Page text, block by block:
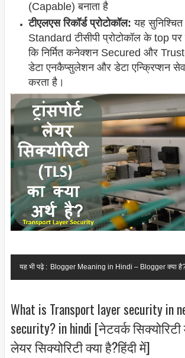
(Capable) बनाता है
टीएलएस रिकॉर्ड प्रोटोकॉल: यह
Standard टीसीपी प्रोटोकॉल के top
कि निर्मित कनेक्शन Secured और
डेटा एनकैप्सुलेशन और डेटा एन्क्रिप्शन
करता है।
यह भी पढ़े : Blogger Meaning in Hindi – Blogger क्या
What is Transport layer security in
security? in hindi [नेटवर्क सिक्योरिटी
लेयर सिक्योरिटी क्या है?हिंदी में]